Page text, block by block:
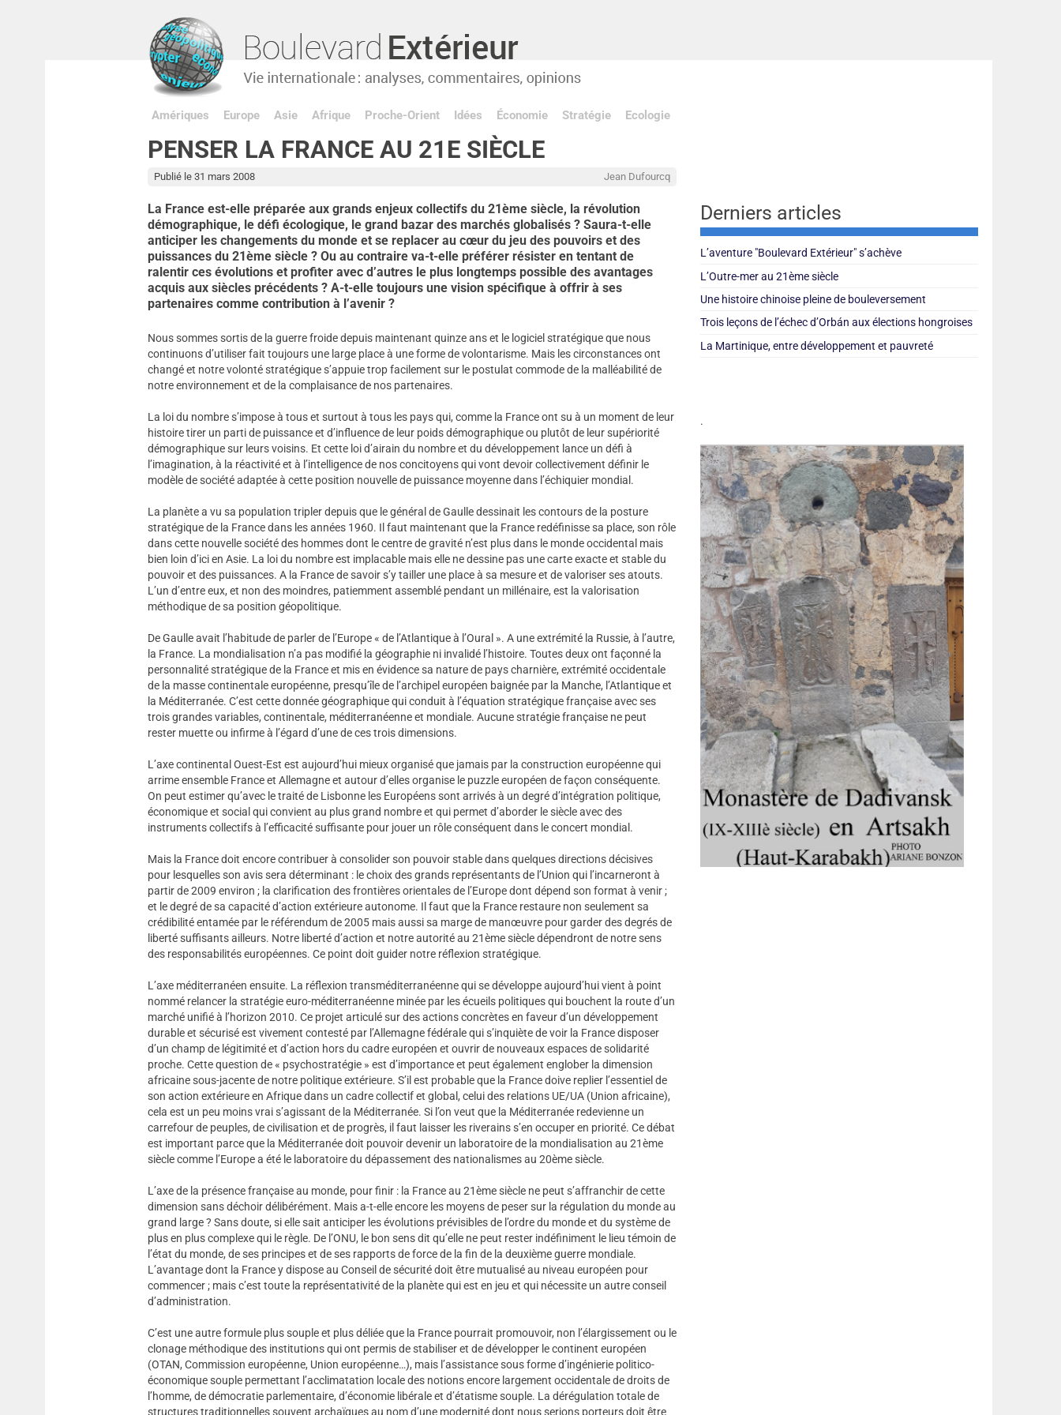
Amériques Europe Asie Afrique Proche-Orient Idées Économie Stratégie Ecologie
PENSER LA FRANCE AU 21E SIÈCLE
Jean Dufourcq
Publié le 31 mars 2008
La France est-elle préparée aux grands enjeux collectifs du 21ème siècle, la révolution
démographique, le défi écologique, le grand bazar des marchés globalisés ? Saura-t-elle
anticiper les changements du monde et se replacer au cœur du jeu des pouvoirs et des
puissances du 21ème siècle ? Ou au contraire va-t-elle préférer résister en tentant de
ralentir ces évolutions et profiter avec d’autres le plus longtemps possible des avantages
acquis aux siècles précédents ? A-t-elle toujours une vision spécifique à offrir à ses
partenaires comme contribution à l’avenir ?
Nous sommes sortis de la guerre froide depuis maintenant quinze ans et le logiciel stratégique que nous
continuons d’utiliser fait toujours une large place à une forme de volontarisme. Mais les circonstances ont
changé et notre volonté stratégique s’appuie trop facilement sur le postulat commode de la malléabilité de
notre environnement et de la complaisance de nos partenaires.
La loi du nombre s’impose à tous et surtout à tous les pays qui, comme la France ont su à un moment de leur
histoire tirer un parti de puissance et d’influence de leur poids démographique ou plutôt de leur supériorité
démographique sur leurs voisins. Et cette loi d’airain du nombre et du développement lance un défi à
l’imagination, à la réactivité et à l’intelligence de nos concitoyens qui vont devoir collectivement définir le
modèle de société adaptée à cette position nouvelle de puissance moyenne dans l’échiquier mondial.
La planète a vu sa population tripler depuis que le général de Gaulle dessinait les contours de la posture
stratégique de la France dans les années 1960. Il faut maintenant que la France redéfinisse sa place, son rôle
dans cette nouvelle société des hommes dont le centre de gravité n’est plus dans le monde occidental mais
bien loin d’ici en Asie. La loi du nombre est implacable mais elle ne dessine pas une carte exacte et stable du
pouvoir et des puissances. A la France de savoir s’y tailler une place à sa mesure et de valoriser ses atouts.
L’un d’entre eux, et non des moindres, patiemment assemblé pendant un millénaire, est la valorisation
méthodique de sa position géopolitique.
De Gaulle avait l’habitude de parler de l’Europe « de l’Atlantique à l’Oural ». A une extrémité la Russie, à l’autre,
la France. La mondialisation n’a pas modifié la géographie ni invalidé l’histoire. Toutes deux ont façonné la
personnalité stratégique de la France et mis en évidence sa nature de pays charnière, extrémité occidentale
de la masse continentale européenne, presqu’île de l’archipel européen baignée par la Manche, l’Atlantique et
la Méditerranée. C’est cette donnée géographique qui conduit à l’équation stratégique française avec ses
trois grandes variables, continentale, méditerranéenne et mondiale. Aucune stratégie française ne peut
rester muette ou infirme à l’égard d’une de ces trois dimensions.
L’axe continental Ouest-Est est aujourd’hui mieux organisé que jamais par la construction européenne qui
arrime ensemble France et Allemagne et autour d’elles organise le puzzle européen de façon conséquente.
On peut estimer qu’avec le traité de Lisbonne les Européens sont arrivés à un degré d’intégration politique,
économique et social qui convient au plus grand nombre et qui permet d’aborder le siècle avec des
instruments collectifs à l’efficacité suffisante pour jouer un rôle conséquent dans le concert mondial.
Mais la France doit encore contribuer à consolider son pouvoir stable dans quelques directions décisives
pour lesquelles son avis sera déterminant : le choix des grands représentants de l’Union qui l’incarneront à
partir de 2009 environ ; la clarification des frontières orientales de l’Europe dont dépend son format à venir ;
et le degré de sa capacité d’action extérieure autonome. Il faut que la France restaure non seulement sa
crédibilité entamée par le référendum de 2005 mais aussi sa marge de manœuvre pour garder des degrés de
liberté suffisants ailleurs. Notre liberté d’action et notre autorité au 21ème siècle dépendront de notre sens
des responsabilités européennes. Ce point doit guider notre réflexion stratégique.
L’axe méditerranéen ensuite. La réflexion transméditerranéenne qui se développe aujourd’hui vient à point
nommé relancer la stratégie euro-méditerranéenne minée par les écueils politiques qui bouchent la route d’un
marché unifié à l’horizon 2010. Ce projet articulé sur des actions concrètes en faveur d’un développement
durable et sécurisé est vivement contesté par l’Allemagne fédérale qui s’inquiète de voir la France disposer
d’un champ de légitimité et d’action hors du cadre européen et ouvrir de nouveaux espaces de solidarité
proche. Cette question de « psychostratégie » est d’importance et peut également englober la dimension
africaine sous-jacente de notre politique extérieure. S’il est probable que la France doive replier l’essentiel de
son action extérieure en Afrique dans un cadre collectif et global, celui des relations UE/UA (Union africaine),
cela est un peu moins vrai s’agissant de la Méditerranée. Si l’on veut que la Méditerranée redevienne un
carrefour de peuples, de civilisation et de progrès, il faut laisser les riverains s’en occuper en priorité. Ce débat
est important parce que la Méditerranée doit pouvoir devenir un laboratoire de la mondialisation au 21ème
siècle comme l’Europe a été le laboratoire du dépassement des nationalismes au 20ème siècle.
L’axe de la présence française au monde, pour finir : la France au 21ème siècle ne peut s’affranchir de cette
dimension sans déchoir délibérément. Mais a-t-elle encore les moyens de peser sur la régulation du monde au
grand large ? Sans doute, si elle sait anticiper les évolutions prévisibles de l’ordre du monde et du système de
plus en plus complexe qui le règle. De l’ONU, le bon sens dit qu’elle ne peut rester indéfiniment le lieu témoin de
l’état du monde, de ses principes et de ses rapports de force de la fin de la deuxième guerre mondiale.
L’avantage dont la France y dispose au Conseil de sécurité doit être mutualisé au niveau européen pour
commencer ; mais c’est toute la représentativité de la planète qui est en jeu et qui nécessite un autre conseil
d’administration.
C’est une autre formule plus souple et plus déliée que la France pourrait promouvoir, non l’élargissement ou le
clonage méthodique des institutions qui ont permis de stabiliser et de développer le continent européen
(OTAN, Commission européenne, Union européenne…), mais l’assistance sous forme d’ingénierie politico-
économique souple permettant l’acclimatation locale des notions encore largement occidentale de droits de
l’homme, de démocratie parlementaire, d’économie libérale et d’étatisme souple. La dérégulation totale de
structures traditionnelles souvent archaïques au nom d’une modernité dont nous serions porteurs doit être
Derniers articles
L’aventure "Boulevard Extérieur" s’achève
L’Outre-mer au 21ème siècle
Une histoire chinoise pleine de bouleversement
Trois leçons de l’échec d’Orbán aux élections hongroises
La Martinique, entre développement et pauvreté
.